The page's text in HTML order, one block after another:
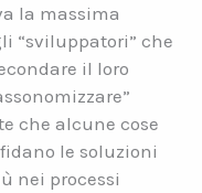
la massima
“sviluppatori” che
il loro
che alcune cose
le soluzioni
nei processi